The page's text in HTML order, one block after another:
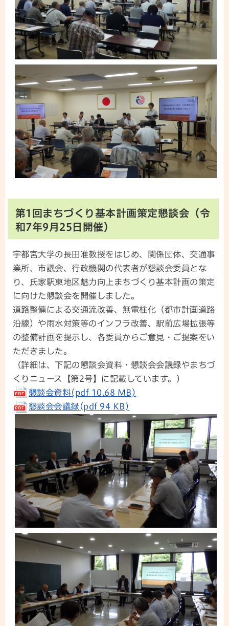
第1回まちづくり基本計画策定懇談会（令
和7年9月25日開催）
宇都宮大学の長田准教授をはじめ、関係団体、交通事
業所、市議会、行政機関の代表者が懇談会委員とな
り、氏家駅東地区魅力向上まちづくり基本計画の策定
に向けた懇談会を開催しました。
道路整備による交通流改善、無電柱化（都市計画道路
沿線）や雨水対策等のインフラ改善、駅前広場拡張等
の整備計画を提示し、各委員からご意見・ご提案をい
ただきました。
（詳細は、下記の懇談会資料・懇談会会議録やまちづ
くりニュース【第2号】に記載しています。）
懇談会資料(pdf 10.68 MB)
懇談会会議録(pdf 94 KB)